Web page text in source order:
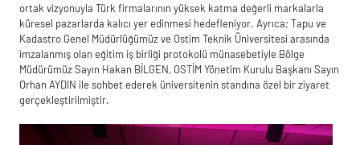
ortak vizyonuyla Türk firmalarının yüksek katma değerli markalarla
küresel pazarlarda kalıcı yer edinmesi hedefleniyor. Ayrıca; Tapu ve
Kadastro Genel Müdürlüğümüz ve Ostim Teknik Üniversitesi arasında
imzalanmış olan eğitim iş birliği protokolü münasebetiyle Bölge
Müdürümüz Sayın Hakan BİLGEN, OSTİM Yönetim Kurulu Başkanı Sayın
Orhan AYDIN ile sohbet ederek üniversitenin standına özel bir ziyaret
gerçekleştirilmiştir.